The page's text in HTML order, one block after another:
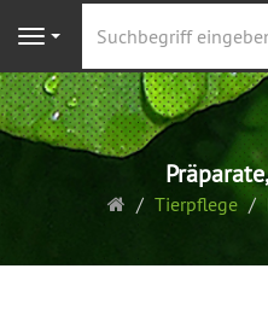
Navigation
Startseite
Tierpflege